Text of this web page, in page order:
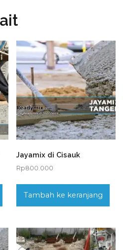
Jayamix di Cisauk
Rp800.000
Tambah ke keranjang